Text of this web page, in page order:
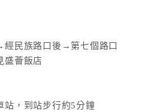
經民族路口後→第七個路口
盛薈飯店
站，到站步行約5分鐘